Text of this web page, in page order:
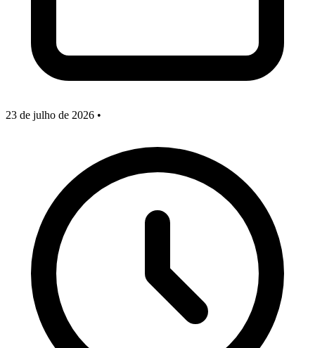
23 de julho de 2026 •